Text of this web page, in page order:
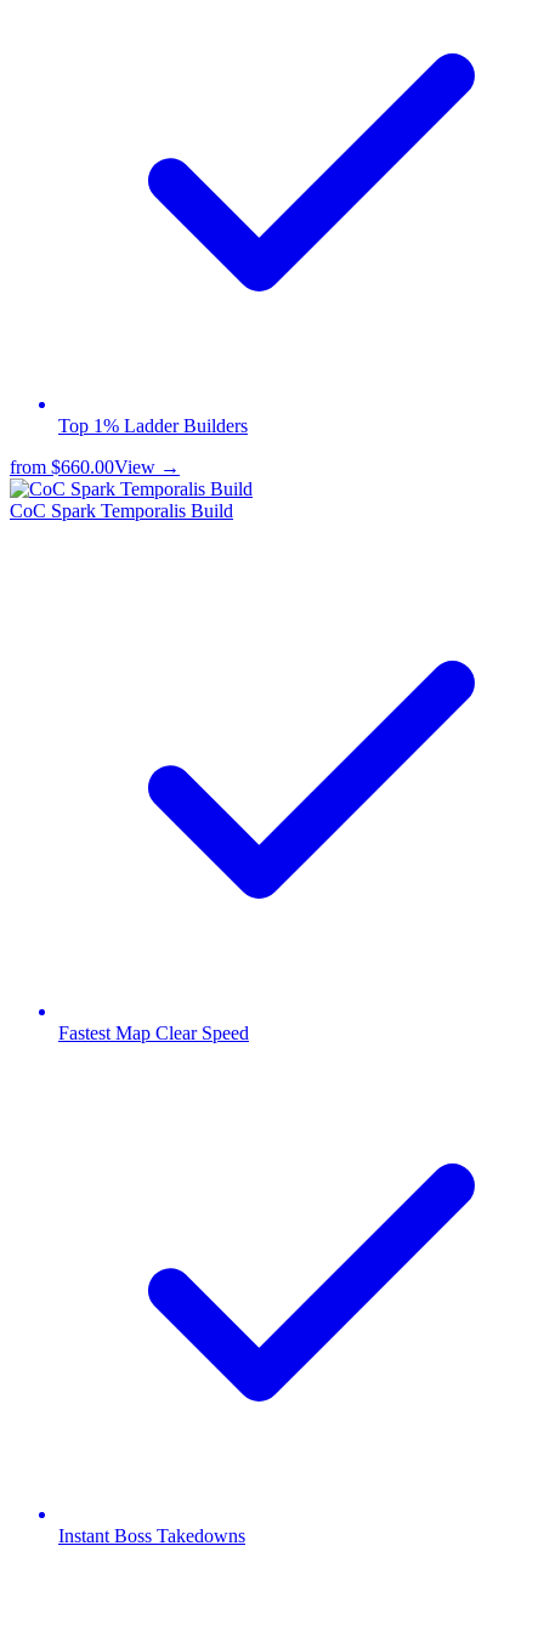
Top 1% Ladder Builders
from $660.00View →
CoC Spark Temporalis Build
Fastest Map Clear Speed
Instant Boss Takedowns